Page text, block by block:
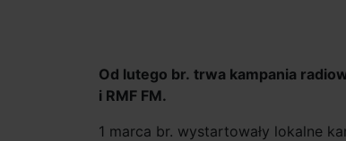
Od lutego br. trwa kampania
i RMF FM.
1 marca br. wystartowały lokalne